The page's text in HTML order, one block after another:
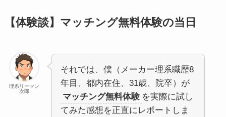
【体験談】マッチング無料体験の当日
理系リーマン
次郎
それでは、僕（メーカー理系職歴8
年目、都内在住、31歳、院卒）が
マッチング無料体験 を実際に試し
てみた感想を正直にレポートしま